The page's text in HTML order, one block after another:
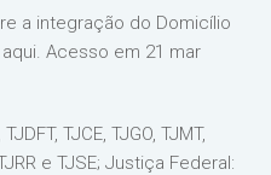
a integração do Domicílio
Acesso em 21 mar
TJCE, TJGO, TJMT,
e TJSE; Justiça Federal: